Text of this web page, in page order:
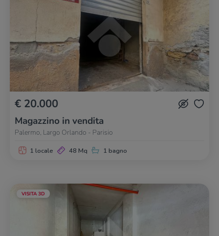
€ 20.000
Magazzino in vendita
Palermo, Largo Orlando - Parisio
1 locale 48 Mq 1 bagno
VISITA 3D